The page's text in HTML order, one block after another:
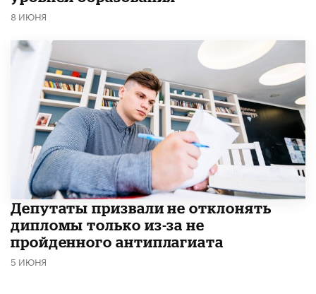
8 ИЮНЯ
Депутаты призвали не отклонять
дипломы только из-за не
пройденного антиплагиата
5 ИЮНЯ